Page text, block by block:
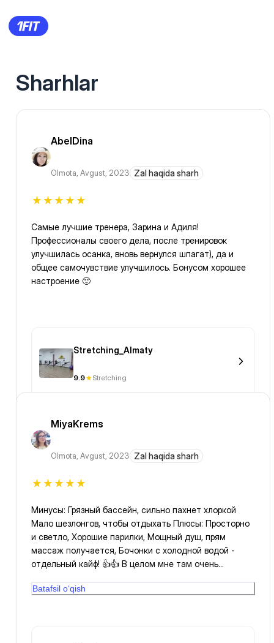
Sharhlar
AbelDina
Olmota, Avgust, 2023 Zal haqida sharh
Самые лучшие тренера, Зарина и Адиля!
Профессионалы своего дела, после тренировок
улучшилась осанка, вновь вернулся шпагат), да и
общее самочувствие улучшилось. Бонусом хорошее
настроение 🙂
Stretching_Almaty
9.9 Stretching
MiyaKrems
Olmota, Avgust, 2023 Zal haqida sharh
Минусы: Грязный бассейн, сильно пахнет хлоркой
Мало шезлонгов, чтобы отдыхать Плюсы: Просторно
и светло, Хорошие парилки, Мощный душ, прям
массаж получается, Бочонки с холодной водой -
отдельный кайф! 👍👍 В целом мне там очень
Batafsil o‘qish